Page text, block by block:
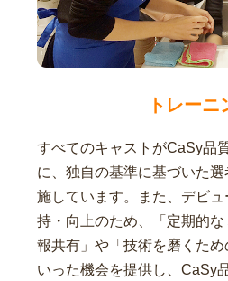
トレーニ
すべてのキャストがCaSy品
に、独自の基準に基づいた
施しています。また、デビ
持・向上のため、「定期的
報共有」や「技術を磨くた
いった機会を提供し、CaSy